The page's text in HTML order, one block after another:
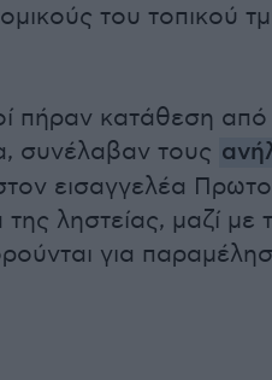
του τοπικού
πήραν κατάθεση από
συνέλαβαν τους
εισαγγελέα
ληστείας, μαζί με
για